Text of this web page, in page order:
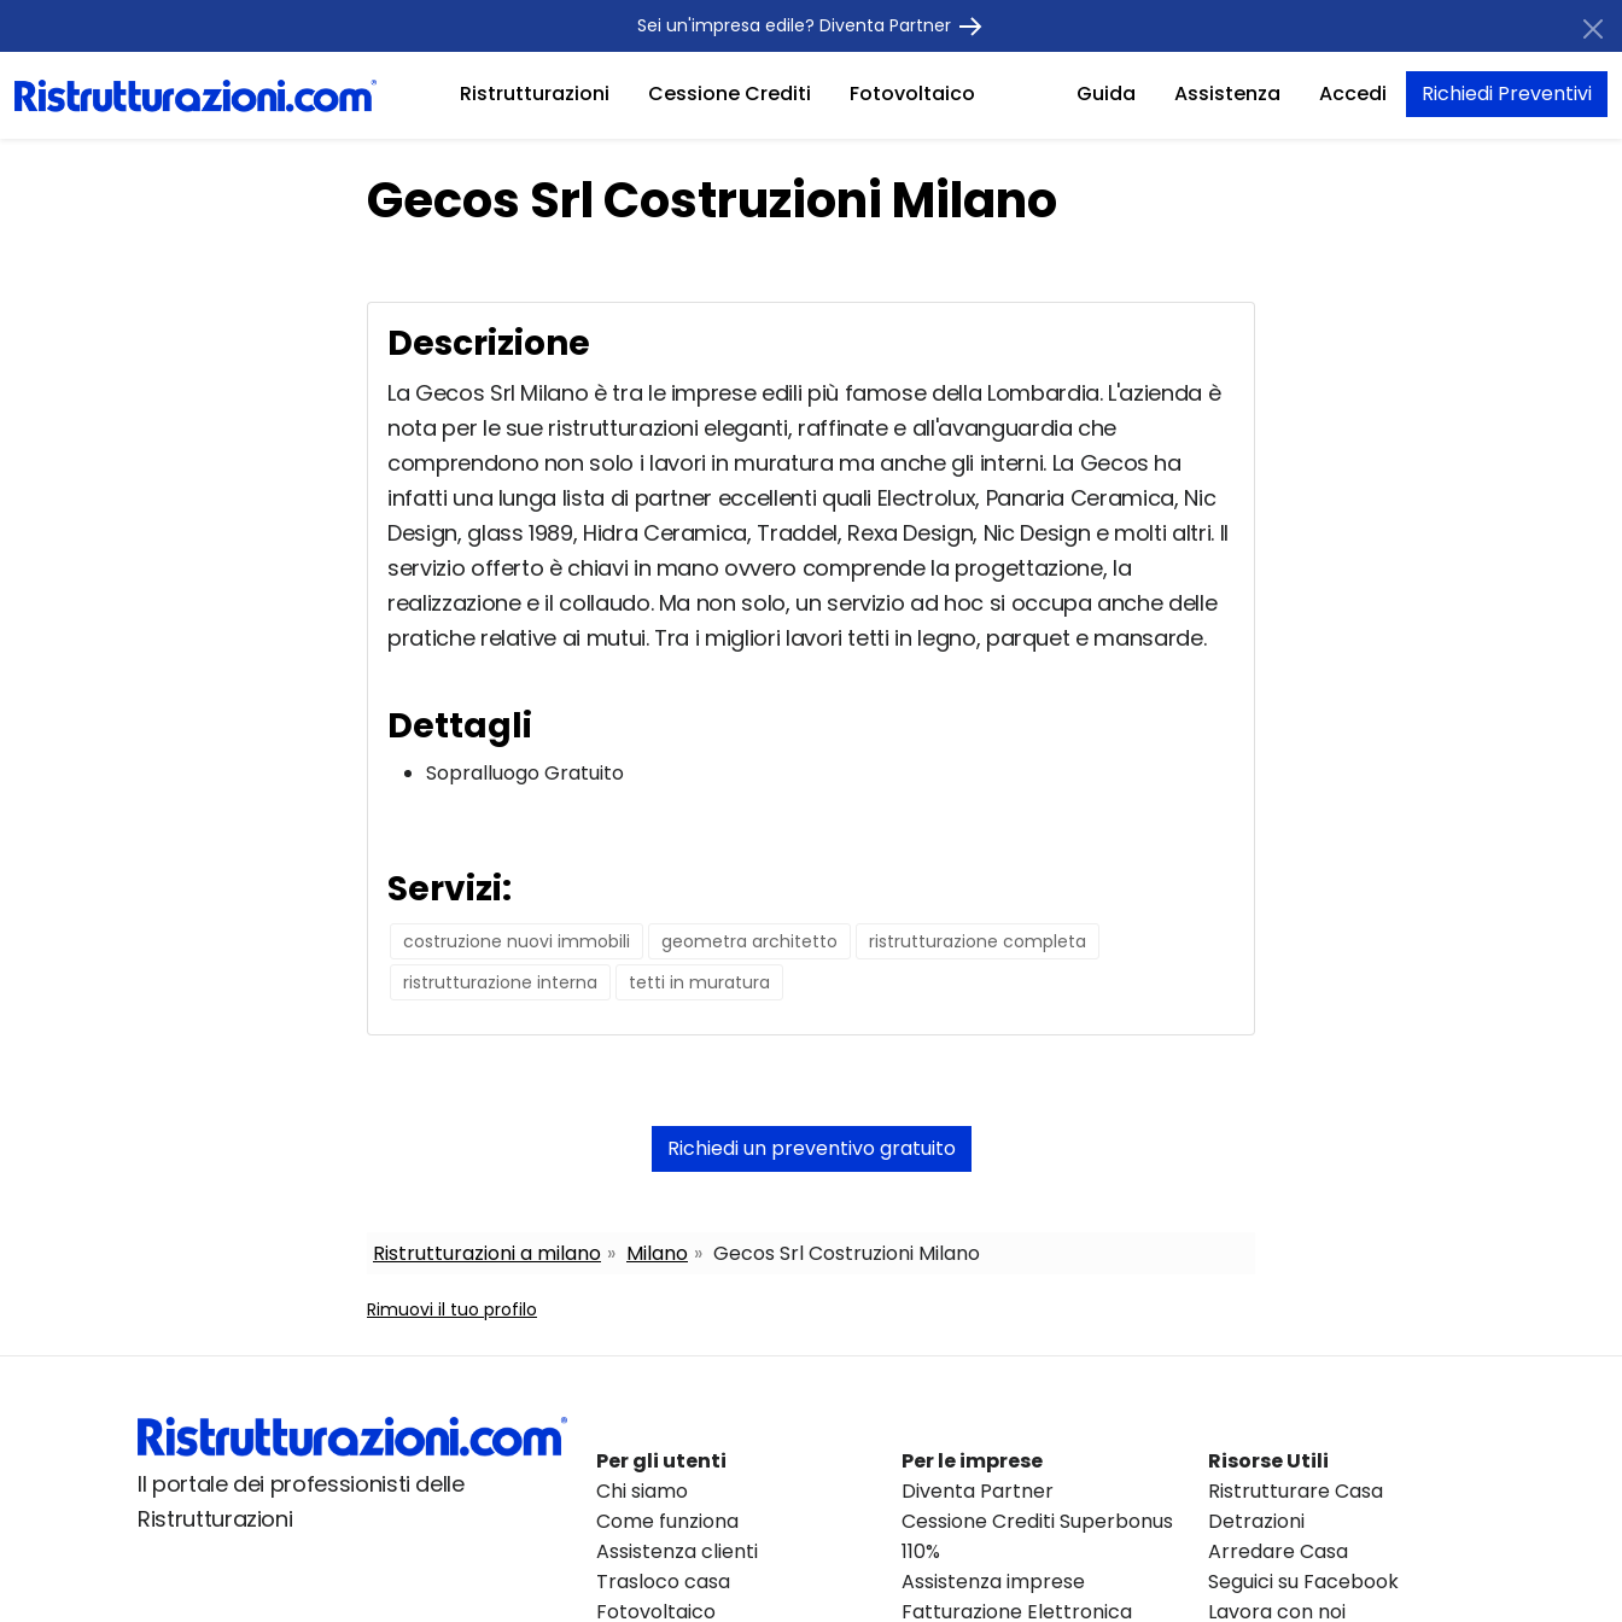
Sei un'impresa edile? Diventa Partner
Ristrutturazioni Cessione Crediti Fotovoltaico Guida Assistenza Accedi Richiedi Preventivi
Gecos Srl Costruzioni Milano
Descrizione
La Gecos Srl Milano è tra le imprese edili più famose della Lombardia. L'azienda è
nota per le sue ristrutturazioni eleganti, raffinate e all'avanguardia che
comprendono non solo i lavori in muratura ma anche gli interni. La Gecos ha
infatti una lunga lista di partner eccellenti quali Electrolux, Panaria Ceramica, Nic
Design, glass 1989, Hidra Ceramica, Traddel, Rexa Design, Nic Design e molti altri. Il
servizio offerto è chiavi in mano ovvero comprende la progettazione, la
realizzazione e il collaudo. Ma non solo, un servizio ad hoc si occupa anche delle
pratiche relative ai mutui. Tra i migliori lavori tetti in legno, parquet e mansarde.
Dettagli
Sopralluogo Gratuito
Servizi:
costruzione nuovi immobili geometra architetto
ristrutturazione completa
ristrutturazione interna
tetti in muratura
Richiedi un preventivo gratuito
Ristrutturazioni a milano Milano Gecos Srl Costruzioni Milano
Rimuovi il tuo profilo
Il portale dei professionisti delle
Ristrutturazioni
Per gli utenti
Chi siamo
Come funziona
Assistenza clienti
Trasloco casa
Fotovoltaico
Per le imprese
Diventa Partner
Cessione Crediti Superbonus
110%
Assistenza imprese
Fatturazione Elettronica
Risorse Utili
Ristrutturare Casa
Detrazioni
Arredare Casa
Seguici su Facebook
Lavora con noi